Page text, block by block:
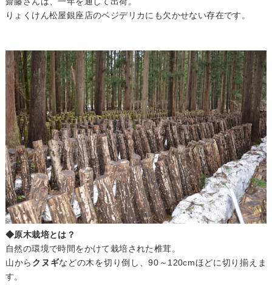
りょくけん松屋銀座店のベジデリカにも欠かせない存在です。
◆原木栽培とは？
自然の環境で時間をかけて栽培された椎茸。
山から クヌギなどの木を切り倒し、90～120cmほどに切り揃えま
す。